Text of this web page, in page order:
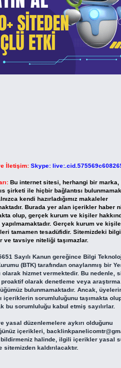
İletişim: Skype:
Bu internet sitesi, herhangi bir marka,
şirketi ile hiçbir bağlantısı
kendi hazırladığımız makaleler
Burada yer alan içerikler haber
olup, gerçek kurum ve kişiler
yapılmamaktadır. Gerçek kurum ve
tamamen tesadüfidir. Sitemizdeki
ve tavsiye niteliği taşımazlar.
Sayılı Kanun gereğince Bilgi
(BTK) tarafından onaylanmış bir
olarak hizmet vermektedir. Bu nedenle,
olarak denetleme veya araştırma
bulunmamaktadır. Ancak,
içeriklerin sorumluluğunu taşımakta
bu sorumluluğu kabul etmiş sayılırlar.
yasal düzenlemelere aykırı olduğunu
içerikleri,
halinde, ilgili içerikler yasal
sitemizden kaldırılacaktır.